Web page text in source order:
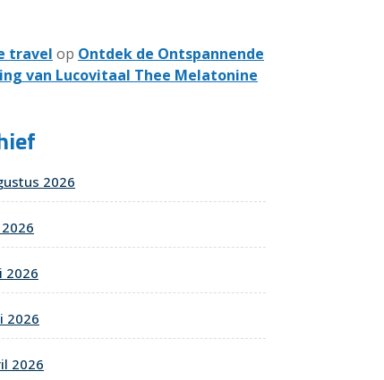
travel op Ontdek de Ontspannende
van Lucovitaal Thee Melatonine
2026
2026
2026
2026